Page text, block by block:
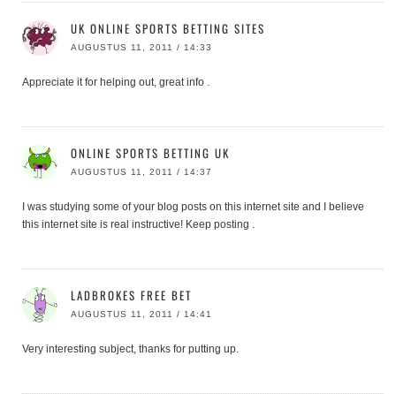
UK ONLINE SPORTS BETTING SITES
AUGUSTUS 11, 2011 / 14:33
Appreciate it for helping out, great info .
ONLINE SPORTS BETTING UK
AUGUSTUS 11, 2011 / 14:37
I was studying some of your blog posts on this internet site and I believe
this internet site is real instructive! Keep posting .
LADBROKES FREE BET
AUGUSTUS 11, 2011 / 14:41
Very interesting subject, thanks for putting up.